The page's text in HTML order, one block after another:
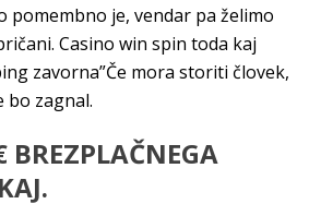
pomembno je, vendar pa želimo
Casino win spin toda kaj
zavorna”Če mora storiti človek,
bo zagnal.
BREZPLAČNEGA